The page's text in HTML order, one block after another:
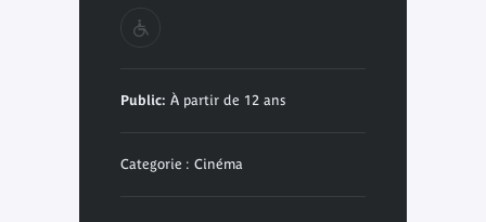
Public: À partir de 12 ans
Categorie : Cinéma